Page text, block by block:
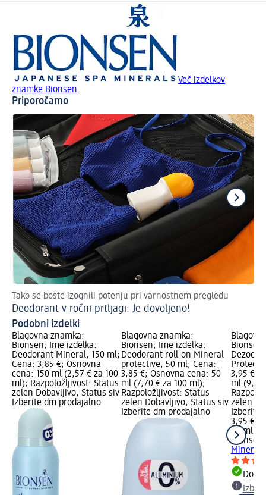
Več izdelkov
znamke Bionsen
Priporočamo
Tako se boste izognili potenju pri varnostnem pregledu
Deodorant v ročni prtljagi: Je dovoljeno!
Podobni izdelki
Blagovna znamka:
Bionsen; Ime izdelka:
Deodorant Mineral, 150 ml;
Cena: 3,85 €; Osnovna
cena: 150 ml (2,57 € za 100
ml); Razpoložljivost: Status
zelen Dobavljivo, Status siv
Izberite dm prodajalno
Blagovna znamka:
Bionsen; Ime izdelka:
Deodorant roll-on Mineral
protective, 50 ml; Cena:
3,85 €; Osnovna cena: 50
ml (7,70 € za 100 ml);
Razpoložljivost: Status
zelen Dobavljivo, Status siv
Izberite dm prodajalno
3,95 €;
ml (9,88
zelen
Izberite
3,95 €
40 ml
Bionsen
Mineral